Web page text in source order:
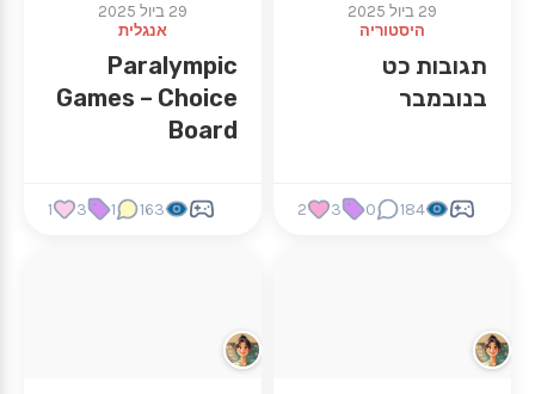
29 ביול 2025
היסטוריה
תגובות כט
בנובמבר
184
0
3
2
29 ביול 2025
אנגלית
Paralympic
Games – Choice
Board
163
1
3
1